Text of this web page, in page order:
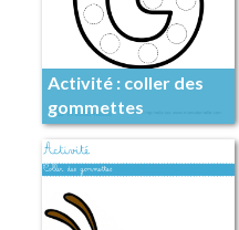
Activité : coller des
gommettes